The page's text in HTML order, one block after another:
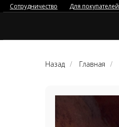
Сотрудничество Для покупателей
Назад / Главная /